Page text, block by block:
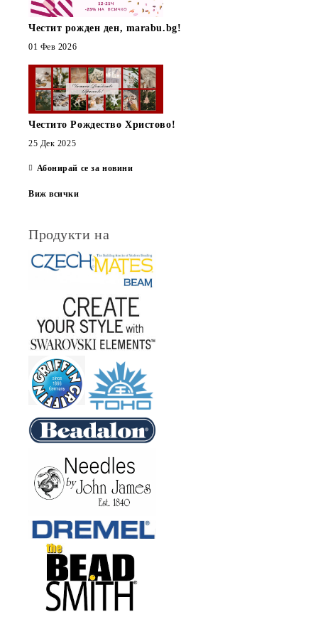
Честит рожден ден, marabu.bg!
01 Фев 2026
Честито Рождество Христово!
25 Дек 2025
Абонирай се за новини
Виж всички
Продукти на